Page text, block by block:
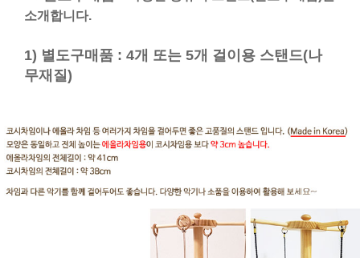
소개합니다.
1) 별도구매품 : 4개 또는 5개 걸이용 스탠드(나
무재질)